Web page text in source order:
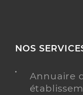
NOS
Annuaire